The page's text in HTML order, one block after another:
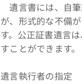
遺言書には、自
が、形式的な不備
す。公正証書遺言
すことができます。
遺言執行者の指定